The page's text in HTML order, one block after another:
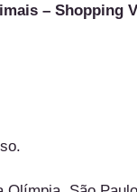
– Shopping